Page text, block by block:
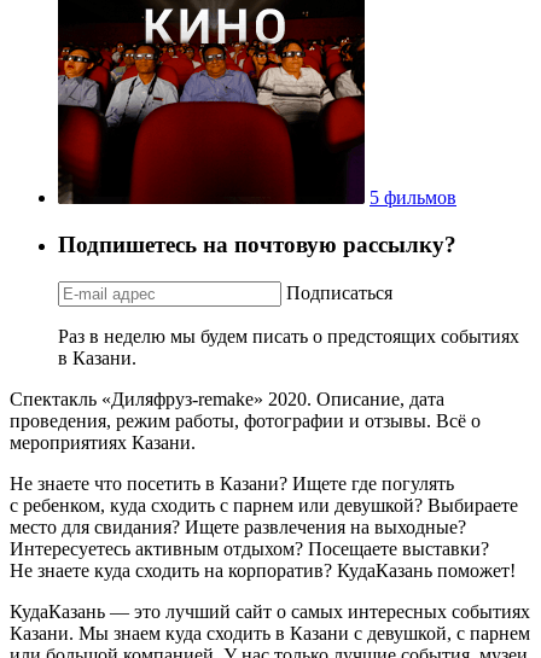
5 фильмов
Подпишетесь на почтовую рассылку?
Подписаться
Раз в неделю мы будем писать о предстоящих событиях
в Казани.
Спектакль «Диляфруз-remake» 2020. Описание, дата
проведения, режим работы, фотографии и отзывы. Всё о
мероприятиях Казани.
Не знаете что посетить в Казани? Ищете где погулять
с ребенком, куда сходить с парнем или девушкой? Выбираете
место для свидания? Ищете развлечения на выходные?
Интересуетесь активным отдыхом? Посещаете выставки?
Не знаете куда сходить на корпоратив? КудаКазань поможет!
КудаКазань — это лучший сайт о самых интересных событиях
Казани. Мы знаем куда сходить в Казани с девушкой, с парнем